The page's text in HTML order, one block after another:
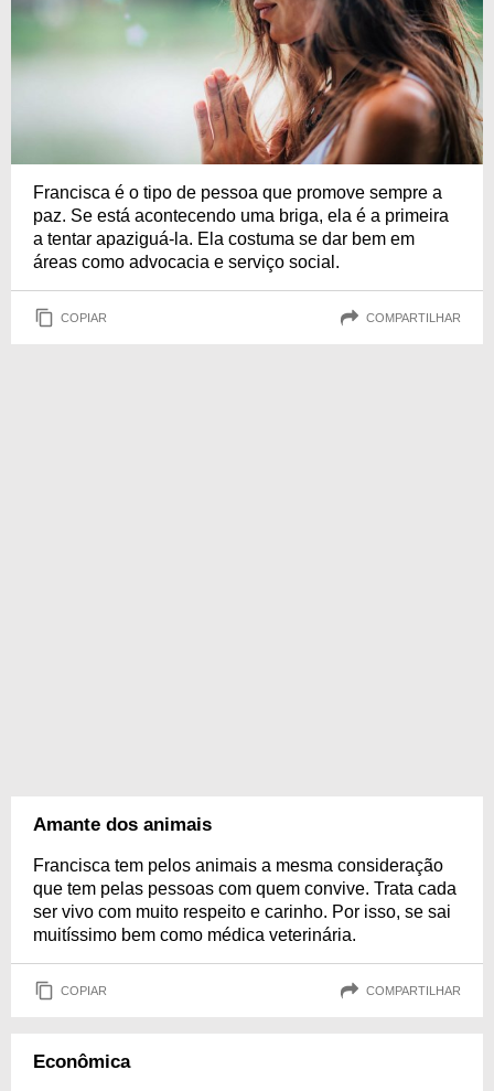
Francisca é o tipo de pessoa que promove sempre a
paz. Se está acontecendo uma briga, ela é a primeira
a tentar apaziguá-la. Ela costuma se dar bem em
áreas como advocacia e serviço social.
COPIAR COMPARTILHAR
Amante dos animais
Francisca tem pelos animais a mesma consideração
que tem pelas pessoas com quem convive. Trata cada
ser vivo com muito respeito e carinho. Por isso, se sai
muitíssimo bem como médica veterinária.
COPIAR COMPARTILHAR
Econômica